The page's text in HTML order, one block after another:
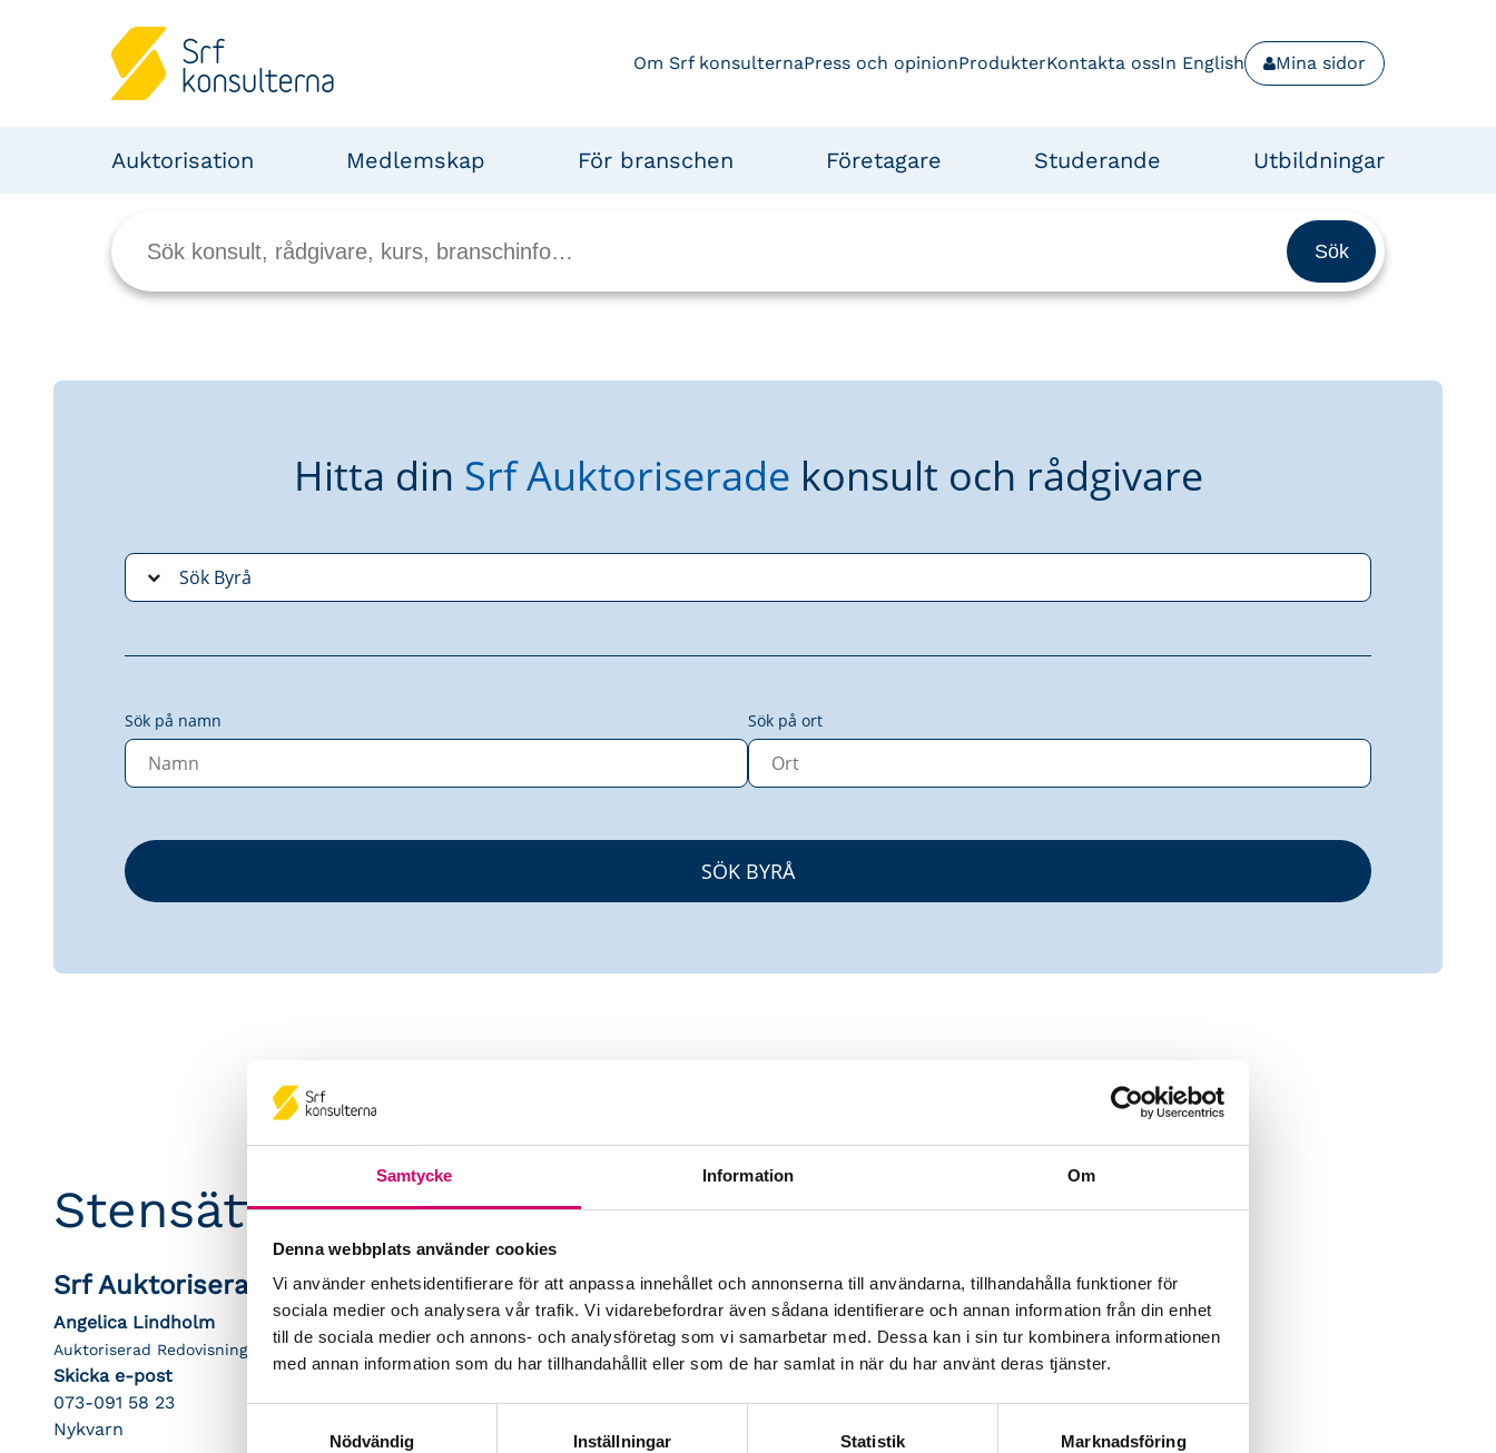
Samtycke Information Om
Denna webbplats använder cookies
Vi använder enhetsidentifierare för att anpassa innehållet och annonserna till användarna, tillhandahålla funktioner för
sociala medier och analysera vår trafik. Vi vidarebefordrar även sådana identifierare och annan information från din enhet
till de sociala medier och annons- och analysföretag som vi samarbetar med. Dessa kan i sin tur kombinera informationen
med annan information som du har tillhandahållit eller som de har samlat in när du har använt deras tjänster.
Nödvändig
Inställningar Statistik Marknadsföring
Om Srf konsulternaPress och opinionProdukterKontakta ossIn English Mina sidor
Auktorisation Medlemskap För branschen Företagare Studerande Utbildningar
Hitta din Srf Auktoriserade konsult och rådgivare
Sök på namn Sök på ort
Stensättra Redovisning AB
Srf Auktoriserade konsulter
Angelica Lindholm
Auktoriserad Redovisningskonsult
Skicka e-post
073-091 58 23
Nykvarn